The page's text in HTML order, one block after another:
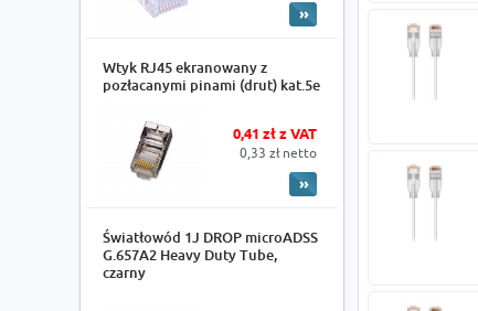
Wtyk RJ45 ekranowany z
pozłacanymi pinami (drut) kat.5e
0,41 zł z VAT
0,33 zł netto
Światłowód 1J DROP microADSS
G.657A2 Heavy Duty Tube,
czarny